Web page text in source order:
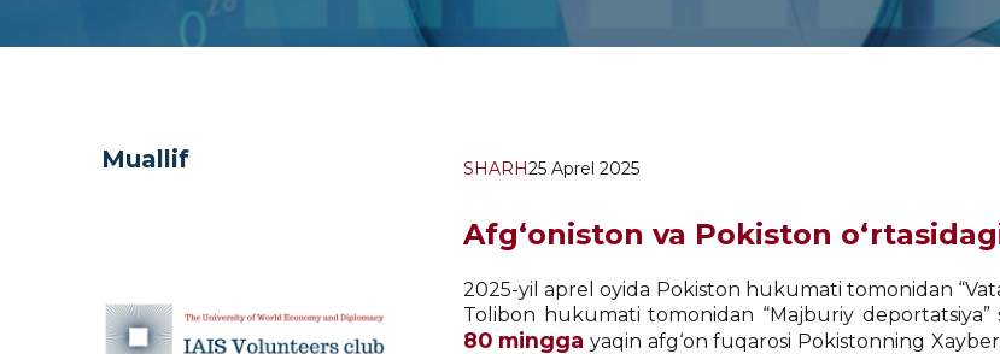
Muallif SHARH25 Aprel 2025
Afg‘oniston va Pokiston
2025-yil aprel oyida Pokiston hukumati tomonidan
Tolibon hukumati tomonidan “Majburiy
80 mingga yaqin afg‘on fuqarosi Pokistonning